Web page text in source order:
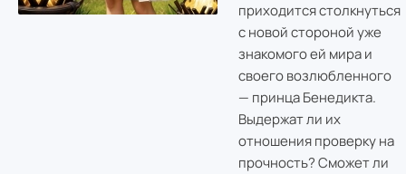
приходится столкнуться
с новой стороной уже
знакомого ей мира и
своего возлюбленного
— принца Бенедикта.
Выдержат ли их
отношения проверку на
прочность? Сможет ли